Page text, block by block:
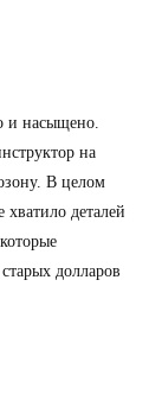
и насыщено.
на
В целом
деталей
долларов